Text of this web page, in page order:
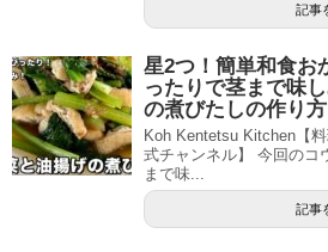
記事
星2つ！簡単和食お
ったりで茎まで味
の煮びたしの作り方
Koh Kentetsu Kitchen【
式チャンネル】 今回のコ
まで味...
記事